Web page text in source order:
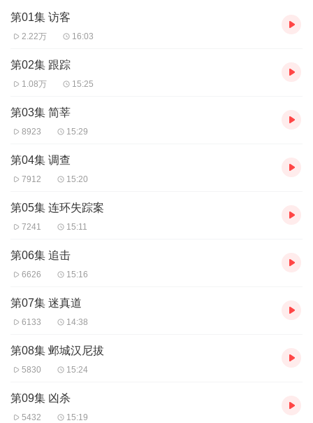
第01集 访客
2.22万 16:03
第02集 跟踪
1.08万 15:25
第03集 简莘
8923 15:29
第04集 调查
7912 15:20
第05集 连环失踪案
7241 15:11
第06集 追击
6626 15:16
第07集 迷真道
6133 14:38
第08集 邺城汉尼拔
5830 15:24
第09集 凶杀
5432 15:19